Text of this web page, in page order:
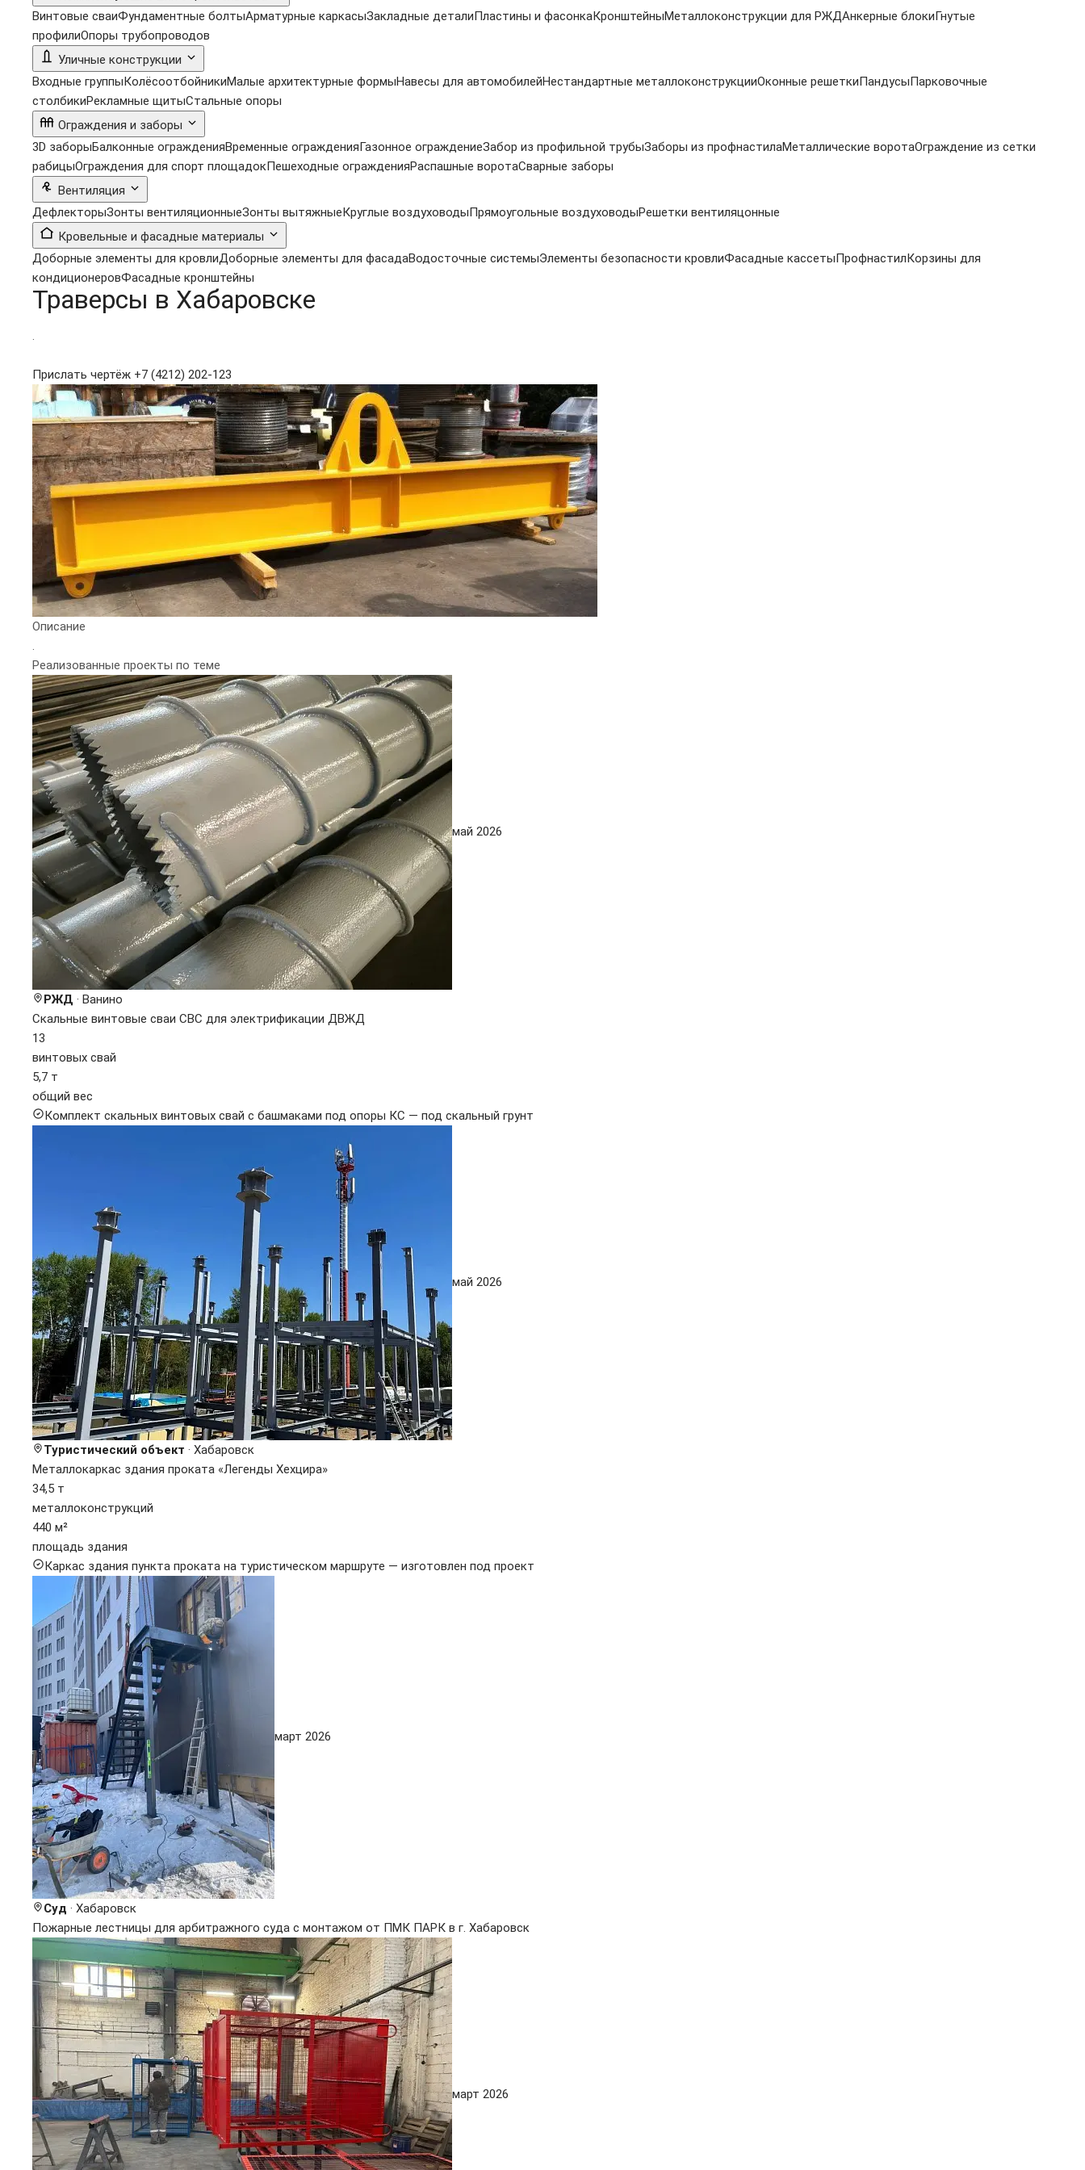
Винтовые сваиФундаментные болтыАрматурные каркасыЗакладные деталиПластины и фасонкаКронштейныМеталлоконструкции для РЖДАнкерные блокиГнутые
профилиОпоры трубопроводов
Уличные конструкции
Входные группыКолёсоотбойникиМалые архитектурные формыНавесы для автомобилейНестандартные металлоконструкцииОконные решеткиПандусыПарковочные
столбикиРекламные щитыСтальные опоры
Ограждения и заборы
3D заборыБалконные огражденияВременные огражденияГазонное ограждениеЗабор из профильной трубыЗаборы из профнастилаМеталлические воротаОграждение из сетки
рабицыОграждения для спорт площадокПешеходные огражденияРаспашные воротаСварные заборы
Вентиляция
ДефлекторыЗонты вентиляционныеЗонты вытяжныеКруглые воздуховодыПрямоугольные воздуховодыРешетки вентиляцонные
Кровельные и фасадные материалы
Доборные элементы для кровлиДоборные элементы для фасадаВодосточные системыЭлементы безопасности кровлиФасадные кассетыПрофнастилКорзины для
кондиционеровФасадные кронштейны
Траверсы в Хабаровске
.
Прислать чертёж +7 (4212) 202-123
Описание
.
Реализованные проекты по теме
май 2026
РЖД · Ванино
Скальные винтовые сваи СВС для электрификации ДВЖД
13
винтовых свай
5,7 т
общий вес
Комплект скальных винтовых свай с башмаками под опоры КС — под скальный грунт
май 2026
Туристический объект · Хабаровск
Металлокаркас здания проката «Легенды Хехцира»
34,5 т
металлоконструкций
440 м²
площадь здания
Каркас здания пункта проката на туристическом маршруте — изготовлен под проект
март 2026
Суд · Хабаровск
Пожарные лестницы для арбитражного суда с монтажом от ПМК ПАРК в г. Хабаровск
март 2026